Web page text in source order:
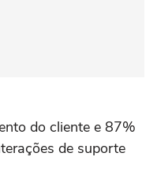
do cliente e 87%
de suporte